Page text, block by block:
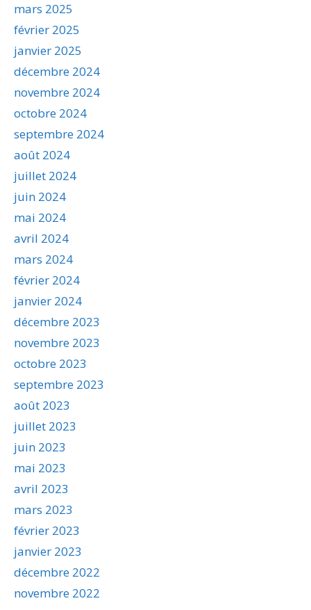
mars 2025
février 2025
janvier 2025
décembre 2024
novembre 2024
octobre 2024
septembre 2024
août 2024
juillet 2024
juin 2024
mai 2024
avril 2024
mars 2024
février 2024
janvier 2024
décembre 2023
novembre 2023
octobre 2023
septembre 2023
août 2023
juillet 2023
juin 2023
mai 2023
avril 2023
mars 2023
février 2023
janvier 2023
décembre 2022
novembre 2022